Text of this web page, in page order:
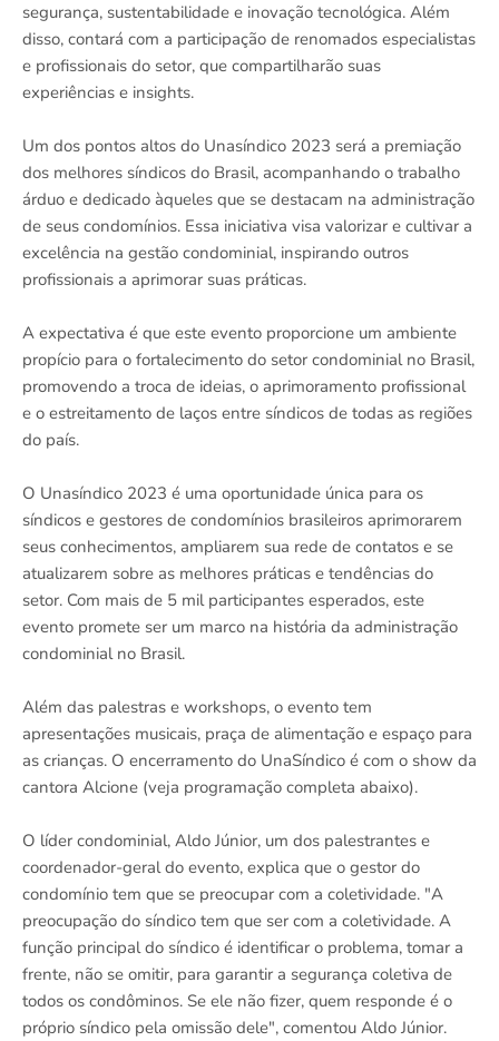
segurança, sustentabilidade e inovação tecnológica. Além
disso, contará com a participação de renomados especialistas
e profissionais do setor, que compartilharão suas
experiências e insights.
Um dos pontos altos do Unasíndico 2023 será a premiação
dos melhores síndicos do Brasil, acompanhando o trabalho
árduo e dedicado àqueles que se destacam na administração
de seus condomínios. Essa iniciativa visa valorizar e cultivar a
excelência na gestão condominial, inspirando outros
profissionais a aprimorar suas práticas.
A expectativa é que este evento proporcione um ambiente
propício para o fortalecimento do setor condominial no Brasil,
promovendo a troca de ideias, o aprimoramento profissional
e o estreitamento de laços entre síndicos de todas as regiões
do país.
O Unasíndico 2023 é uma oportunidade única para os
síndicos e gestores de condomínios brasileiros aprimorarem
seus conhecimentos, ampliarem sua rede de contatos e se
atualizarem sobre as melhores práticas e tendências do
setor. Com mais de 5 mil participantes esperados, este
evento promete ser um marco na história da administração
condominial no Brasil.
Além das palestras e workshops, o evento tem
apresentações musicais, praça de alimentação e espaço para
as crianças. O encerramento do UnaSíndico é com o show da
cantora Alcione (veja programação completa abaixo).
O líder condominial, Aldo Júnior, um dos palestrantes e
coordenador-geral do evento, explica que o gestor do
condomínio tem que se preocupar com a coletividade. "A
preocupação do síndico tem que ser com a coletividade. A
função principal do síndico é identificar o problema, tomar a
frente, não se omitir, para garantir a segurança coletiva de
todos os condôminos. Se ele não fizer, quem responde é o
próprio síndico pela omissão dele", comentou Aldo Júnior.